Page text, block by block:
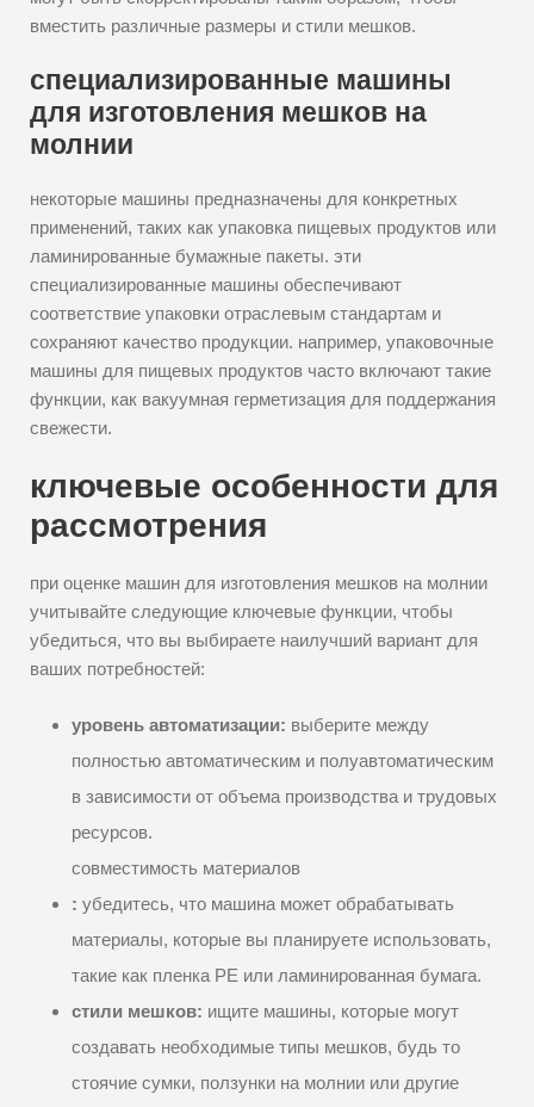
вместить различные размеры и стили мешков.
специализированные машины
для изготовления мешков на
молнии
некоторые машины предназначены для конкретных
применений, таких как упаковка пищевых продуктов или
ламинированные бумажные пакеты. эти
специализированные машины обеспечивают
соответствие упаковки отраслевым стандартам и
сохраняют качество продукции. например, упаковочные
машины для пищевых продуктов часто включают такие
функции, как вакуумная герметизация для поддержания
свежести.
ключевые особенности для
рассмотрения
при оценке машин для изготовления мешков на молнии
учитывайте следующие ключевые функции, чтобы
убедиться, что вы выбираете наилучший вариант для
ваших потребностей:
уровень автоматизации: выберите между
полностью автоматическим и полуавтоматическим
в зависимости от объема производства и трудовых
ресурсов.
совместимость материалов
: убедитесь, что машина может обрабатывать
материалы, которые вы планируете использовать,
такие как пленка PE или ламинированная бумага.
стили мешков: ищите машины, которые могут
создавать необходимые типы мешков, будь то
стоячие сумки, ползунки на молнии или другие